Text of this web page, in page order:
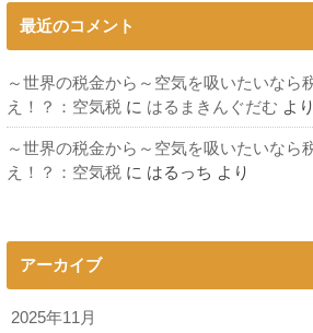
最近のコメント
～世界の税金から～空気を吸いたいなら
え！？：空気税 に はるまきんぐだむ より
～世界の税金から～空気を吸いたいなら
え！？：空気税 に はるっち より
アーカイブ
2025年11月